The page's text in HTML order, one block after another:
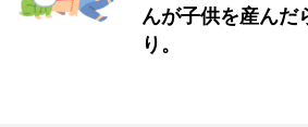
んが子供を産んだ
り。